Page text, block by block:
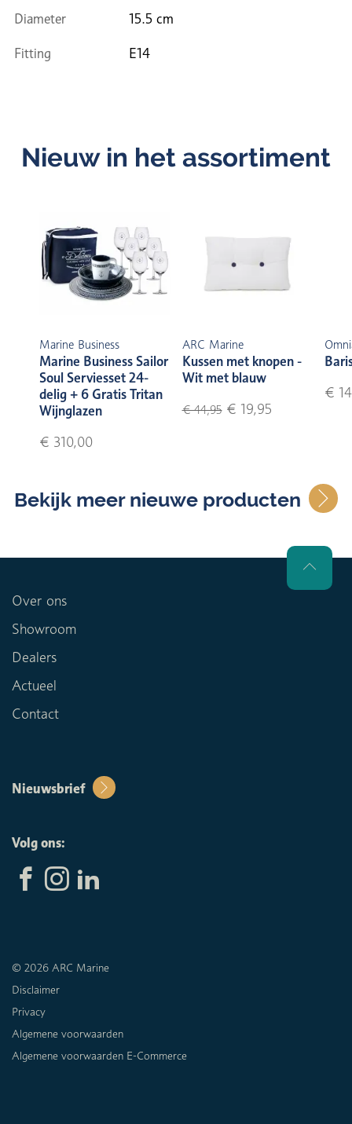
Diameter 15.5 cm
Fitting E14
Nieuw in het assortiment
Marine Business
Marine Business Sailor
Soul Serviesset 24-
delig + 6 Gratis Tritan
Wijnglazen
€ 310,00
ARC Marine
Kussen met knopen -
Wit met blauw
€ 44,95€ 19,95
€
Bekijk meer nieuwe producten
Over ons
Showroom
Dealers
Actueel
Contact
Nieuwsbrief
Volg ons:
© 2026 ARC Marine
Disclaimer
Privacy
Algemene voorwaarden
Algemene voorwaarden E-Commerce